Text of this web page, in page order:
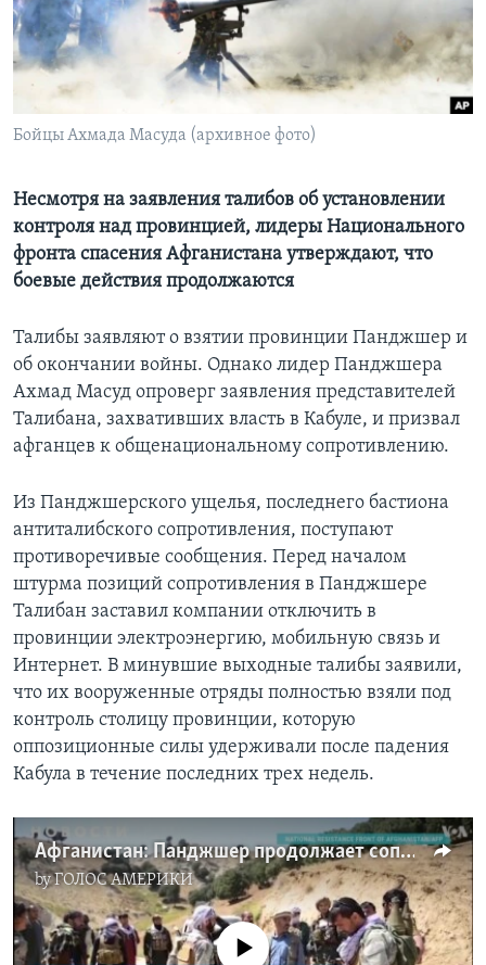
Learning English
СОЦИАЛЬНЫЕ СЕТИ
Языки
Бойцы Ахмада Масуда (архивное фото)
Несмотря на заявления талибов об установлении
контроля над провинцией, лидеры Национального
фронта спасения Афганистана утверждают, что
боевые действия продолжаются
Талибы заявляют о взятии провинции Панджшер и
об окончании войны. Однако лидер Панджшера
Ахмад Масуд опроверг заявления представителей
Талибана, захвативших власть в Кабуле, и призвал
афганцев к общенациональному сопротивлению.
Из Панджшерского ущелья, последнего бастиона
антиталибского сопротивления, поступают
противоречивые сообщения. Перед началом
штурма позиций сопротивления в Панджшере
Талибан заставил компании отключить в
провинции электроэнергию, мобильную связь и
Интернет. В минувшие выходные талибы заявили,
что их вооруженные отряды полностью взяли под
контроль столицу провинции, которую
оппозиционные силы удерживали после падения
Кабула в течение последних трех недель.
Афганистан: Панджшер продолжает сопротивление?
byГОЛОС АМЕРИКИ
No media source currently available